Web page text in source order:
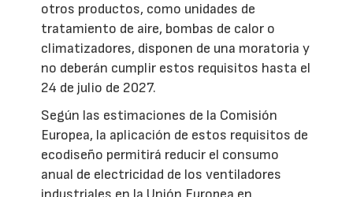
otros productos, como unidades de
tratamiento de aire, bombas de calor o
climatizadores, disponen de una moratoria y
no deberán cumplir estos requisitos hasta el
24 de julio de 2027.
Según las estimaciones de la Comisión
Europea, la aplicación de estos requisitos de
ecodiseño permitirá reducir el consumo
anual de electricidad de los ventiladores